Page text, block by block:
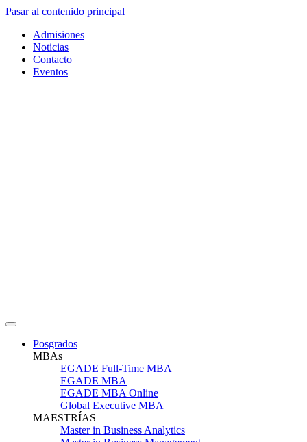
Pasar al contenido principal
Admisiones
Noticias
Contacto
Eventos
Posgrados
MBAs
EGADE Full-Time MBA
EGADE MBA
EGADE MBA Online
Global Executive MBA
MAESTRÍAS
Master in Business Analytics